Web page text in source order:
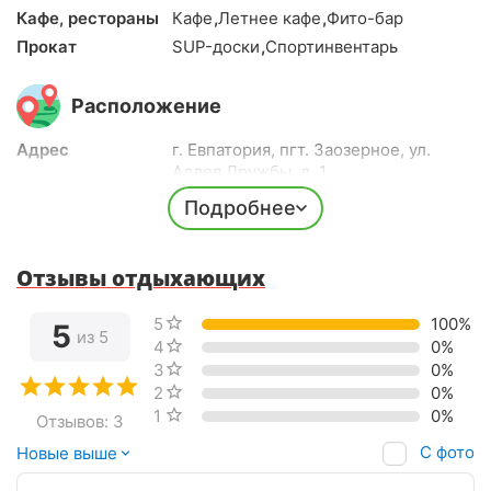
Кафе, рестораны
Кафе,Летнее кафе,Фито-бар
Прокат
SUP-доски,Спортинвентарь
Расположение
Адрес
г. Евпатория, пгт. Заозерное, ул.
Аллея Дружбы, д. 1
Близко (2-3 мин. пешком)
Далеко (30 мин. пешком)
До аэропорта
50 мин. на авто
33.314061
Широта
45.181029
Подробнее
Отзывы отдыхающих
5 из 5
Отзывов: 3
5 звёзд
100%
4 звезды
0%
3 звезды
0%
2 звезды
0%
1 звезда
0%
Новые выше
С фото